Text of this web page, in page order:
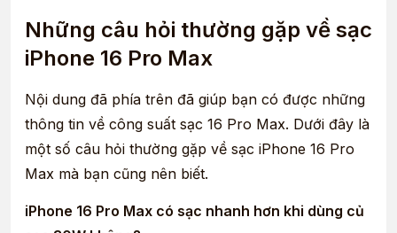
Những câu hỏi thường gặp về sạc
iPhone 16 Pro Max
Nội dung đã phía trên đã giúp bạn có được những
thông tin về công suất sạc 16 Pro Max. Dưới đây là
một số câu hỏi thường gặp về sạc iPhone 16 Pro
Max mà bạn cũng nên biết.
iPhone 16 Pro Max có sạc nhanh hơn khi dùng củ